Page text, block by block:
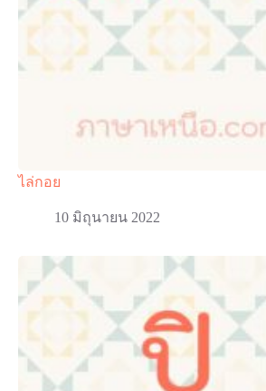
ไล่กอย
10 มิถุนายน 2022